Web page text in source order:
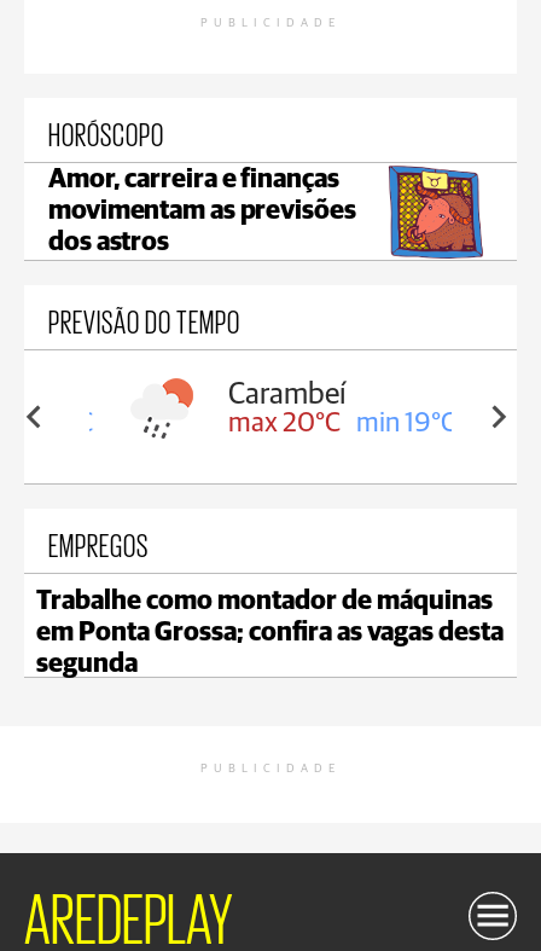
PUBLICIDADE
HORÓSCOPO
Amor, carreira e finanças
movimentam as previsões
dos astros
PREVISÃO DO TEMPO
19°C
Carambeí
max 20°C min 19°C
EMPREGOS
Trabalhe como montador de máquinas
em Ponta Grossa; confira as vagas desta
segunda
PUBLICIDADE
AREDEPLAY